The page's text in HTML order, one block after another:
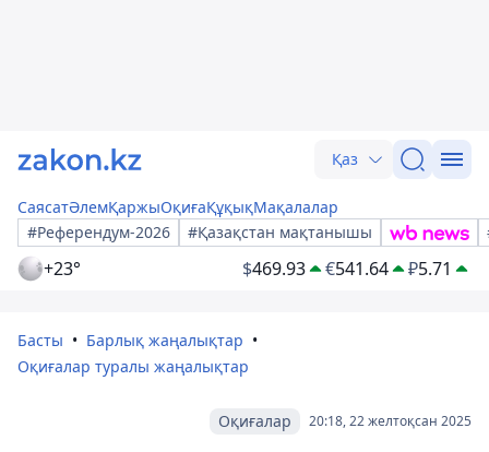
Қаз
СаясатӘлемҚаржыОқиғаҚұқықМақалалар
#Референдум-2026
#Қазақстан мақтанышы
+23° $469.93 €541.64 ₽5.71
Басты
Барлық жаңалықтар
Оқиғалар туралы жаңалықтар
20:18, 22 желтоқсан 2025
Оқиғалар